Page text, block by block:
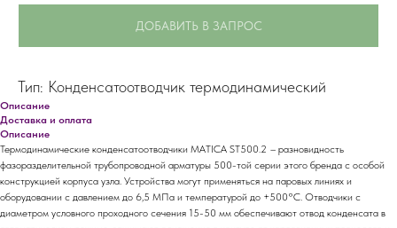
ДОБАВИТЬ В ЗАПРОС
Тип: Конденсатоотводчик термодинамический
Описание
Доставка и оплата
Описание
Термодинамические конденсатоотводчики MATICA ST500.2 – разновидность
фазоразделительной трубопроводной арматуры 500-той серии этого бренда с особой
конструкцией корпуса узла. Устройства могут применяться на паровых линиях и
оборудовании с давлением до 6,5 МПа и температурой до +500°С. Отводчики с
диаметром условного проходного сечения 15-50 мм обеспечивают отвод конденсата в